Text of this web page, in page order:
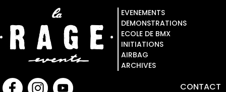
EVENEMENTS
DEMONSTRATIONS
ECOLE DE BMX
INITIATIONS
AIRBAG
ARCHIVES
CONTACT